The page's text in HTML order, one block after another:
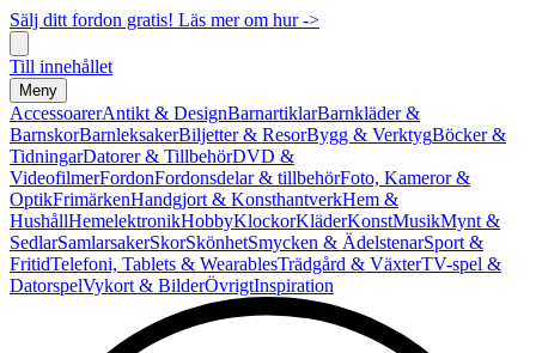
Sälj ditt fordon gratis! Läs mer om hur ->
Till innehållet
Meny
AccessoarerAntikt & DesignBarnartiklarBarnkläder &
BarnskorBarnleksakerBiljetter & ResorBygg & VerktygBöcker &
TidningarDatorer & TillbehörDVD &
VideofilmerFordonFordonsdelar & tillbehörFoto, Kameror &
OptikFrimärkenHandgjort & KonsthantverkHem &
HushållHemelektronikHobbyKlockorKläderKonstMusikMynt &
SedlarSamlarsakerSkorSkönhetSmycken & ÄdelstenarSport &
FritidTelefoni, Tablets & WearablesTrädgård & VäxterTV-spel &
DatorspelVykort & BilderÖvrigtInspiration